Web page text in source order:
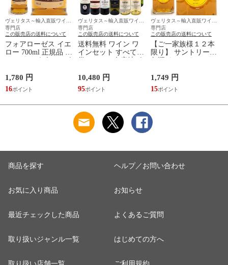
ヴェリタス～輸入直販ワイン
専門店
この販売店の送料について
フォアローゼス イエ
ロー 700ml 正規品 フ
1,780 円
16
ヴェリタス～輸入直販ワイン
専門店
この販売店の送料について
送料無料 ワイン ワ
インセット すべて金
ト (赤6本＋白6本) ワ
インセット 大人気
紅白 ^W0UK57SE^
10,480 円
95
ヴェリタス～輸入直販ワイン
専門店
この販売店の送料について
【ご一家族様１２本
限り】 サントリー
^YASTKBJ0^
1,749 円
15
商品を探す
お気に入り商品
最近チェックした商品
取り扱いジャンル一覧
ヘルプ／お問い合わせ
お知らせ
よくあるご質問
はじめての方へ